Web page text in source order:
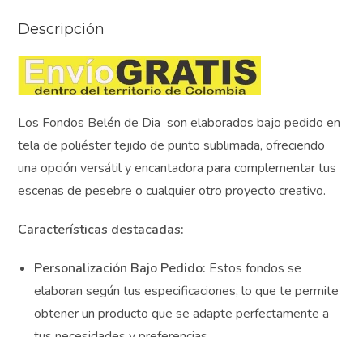
Descripción
Los Fondos Belén de Dia son elaborados bajo pedido
en tela de poliéster tejido de punto sublimada,
ofreciendo una opción versátil y encantadora para
complementar tus escenas de pesebre o cualquier otro
proyecto creativo.
Características destacadas:
Personalización Bajo Pedido:
Estos fondos se
elaboran según tus especificaciones, lo que te